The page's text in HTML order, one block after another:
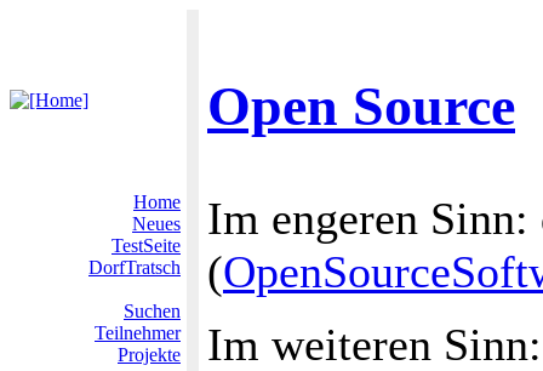
Open Source
Home
Neues
TestSeite
DorfTratsch
Suchen
Teilnehmer
Projekte
Im engeren
(
Im weiteren